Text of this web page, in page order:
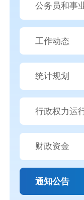
公务员和事
工作动态
统计规划
行政权力运
财政资金
通知公告